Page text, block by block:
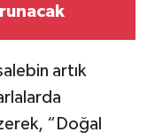
artık
“Doğal